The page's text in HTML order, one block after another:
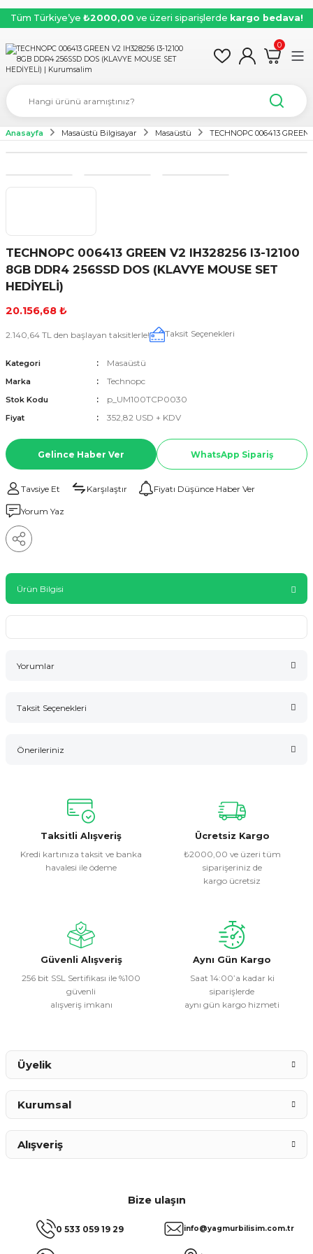
Tüm Türkiye’ye ₺2000,00 ve üzeri siparişlerde kargo bedava!
0
Anasayfa Masaüstü Bilgisayar Masaüstü TECHNOPC 006413
TECHNOPC 006413 GREEN V2 IH328256 I3-12100
8GB DDR4 256SSD DOS (KLAVYE MOUSE SET
HEDİYELİ)
20.156,68 ₺
2.140,64 TL den başlayan taksitlerle! Taksit Seçenekleri
Kategori Masaüstü
Marka Technopc
Stok Kodu p_UM100TCP0030
Fiyat 352,82 USD + KDV
Gelince Haber Ver WhatsApp Sipariş
Tavsiye Et Karşılaştır Fiyatı Düşünce Haber Ver
Yorum Yaz
Ürün Bilgisi
Yorumlar
Taksit Seçenekleri
Önerileriniz
konularda yetersiz gördüğünüz noktaları öneri formunu
kullanarak tarafımıza iletebilirsiniz.
Görüş ve önerileriniz için teşekkür ederiz.
Ürün resmi kalitesiz, bozuk veya görüntülenemiyor.
Ürün fiyatı diğer sitelerden daha pahalı.
Bu ürüne benzer farklı alternatifler olmalı.
Taksitli Alışveriş
Kredi kartınıza taksit ve banka
havalesi ile ödeme
Ücretsiz Kargo
₺2000,00 ve üzeri tüm
siparişeriniz de
kargo ücretsiz
Güvenli Alışveriş
256 bit SSL Sertifikası ile %100
güvenli
alışveriş imkanı
Aynı Gün Kargo
Saat 14:00’a kadar ki
siparişlerde
aynı gün kargo hizmeti
Bize ulaşın
0 533 059 19 29 info@yagmurbilisim.com.tr
Üyelik
Kurumsal
Alışveriş